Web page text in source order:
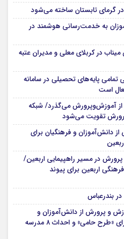
گرمای تابستان ساخته می‌شود
به خدمت‌رسانی هوشمند در
در کربلای معلی و مدیران عتبه
پایه‌های تحصیلی در سامانه
است
آموزش‌وپرورش می‌گذرد/ شبکه
تقویت می‌شود
دانش‌آموزان و فرهنگیان برای
و پرورش در مسیر راهپیمایی اربعین/
اربعین برای پیوند
در بندرعباس
و پرورش از دانش‌آموزان و
خانواده‌های شهدای میناب/ اجرای «طرح حامی» و احداث ۸ مدرسه